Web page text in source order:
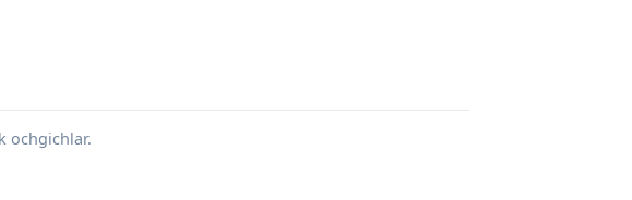
ochgichlar.